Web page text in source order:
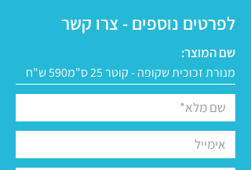
לפרטים נוספים - צרו קשר
שם המוצר: